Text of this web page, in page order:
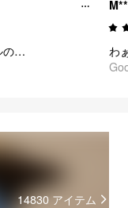
とてもゴージャスで、ボディコンスタイルのドレスはスタイルを良く見せてくれます。
14830 アイテム